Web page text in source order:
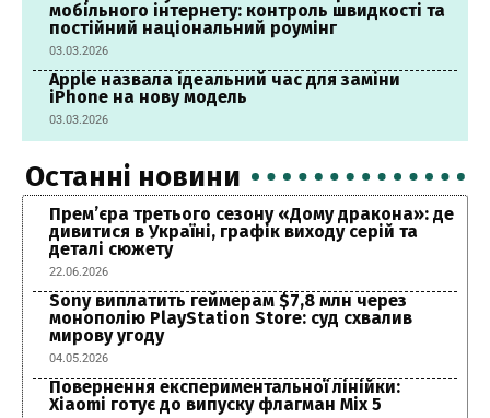
мобільного інтернету: контроль швидкості та
постійний національний роумінг
03.03.2026
Apple назвала ідеальний час для заміни
iPhone на нову модель
03.03.2026
Останні новини
Прем’єра третього сезону «Дому дракона»: де
дивитися в Україні, графік виходу серій та
деталі сюжету
22.06.2026
Sony виплатить геймерам $7,8 млн через
монополію PlayStation Store: суд схвалив
мирову угоду
04.05.2026
Повернення експериментальної лінійки:
Xiaomi готує до випуску флагман Mix 5